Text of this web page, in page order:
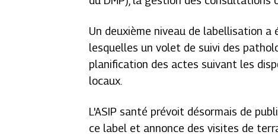
Un deuxième niveau de labellisation
lesquelles un volet de suivi des
planification des actes suivant les
locaux.
L'ASIP santé prévoit désormais de
ce label et annonce des visites de